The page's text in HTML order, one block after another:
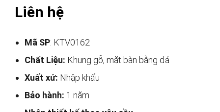
Liên hệ
Mã SP: KTV0162
Chất Liệu: Khung gỗ, mặt bàn bằng đá
Xuất xứ: Nhập khẩu
Bảo hành: 1 năm